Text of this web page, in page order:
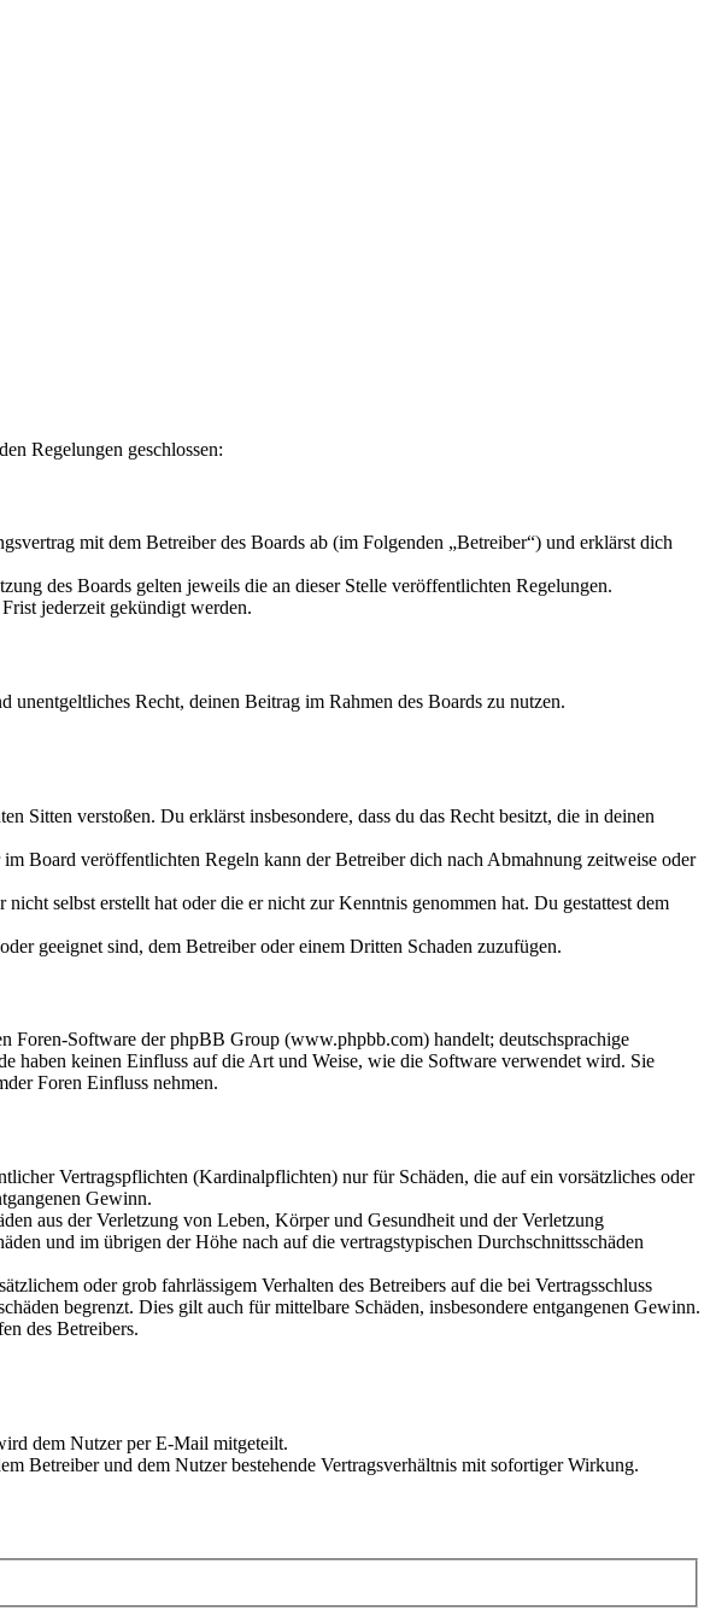
Regelungen geschlossen:
mit dem Betreiber des Boards ab (im Folgenden „Betreiber“) und erklärst dich
des Boards gelten jeweils die an dieser Stelle veröffentlichten Regelungen.
jederzeit gekündigt werden.
Recht, deinen Beitrag im Rahmen des Boards zu nutzen.
Sitten verstoßen. Du erklärst insbesondere, dass du das Recht besitzt, die in deinen
Board veröffentlichten Regeln kann der Betreiber dich nach Abmahnung zeitweise oder
selbst erstellt hat oder die er nicht zur Kenntnis genommen hat. Du gestattest dem
geeignet sind, dem Betreiber oder einem Dritten Schaden zuzufügen.
Foren-Software der phpBB Group (www.phpbb.com) handelt; deutschsprachige
haben keinen Einfluss auf die Art und Weise, wie die Software verwendet wird. Sie
Foren Einfluss nehmen.
Vertragspflichten (Kardinalpflichten) nur für Schäden, die auf ein vorsätzliches oder
Gewinn.
aus der Verletzung von Leben, Körper und Gesundheit und der Verletzung
und im übrigen der Höhe nach auf die vertragstypischen Durchschnittsschäden
oder grob fahrlässigem Verhalten des Betreibers auf die bei Vertragsschluss
begrenzt. Dies gilt auch für mittelbare Schäden, insbesondere entgangenen Gewinn.
des Betreibers.
dem Nutzer per E-Mail mitgeteilt.
Betreiber und dem Nutzer bestehende Vertragsverhältnis mit sofortiger Wirkung.